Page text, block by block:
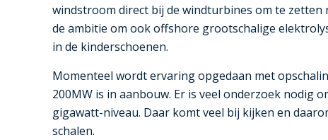
windstroom direct bij de windturbines om te
de ambitie om ook offshore grootschalige
in de kinderschoenen.
Momenteel wordt ervaring opgedaan met
200MW is in aanbouw. Er is veel onderzoek nodig
gigawatt-niveau. Daar komt veel bij kijken en
schalen.